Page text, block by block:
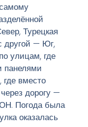
Турецкая
другой — Юг,
улицам, где
панелями
где вместо
дорогу —
Погода была
оказалась